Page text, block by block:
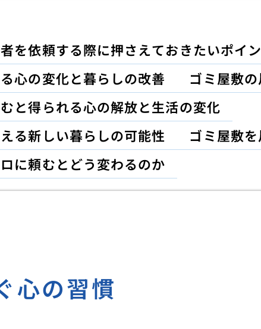
を依頼する際に押さえておきたいポイ
心の変化と暮らしの改善
ゴミ屋敷
と得られる心の解放と生活の変化
る新しい暮らしの可能性
ゴミ屋敷
に頼むとどう変わるのか
心の習慣